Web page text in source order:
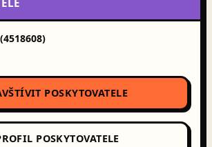
POSKYTOVATELE
POSKYTOVATELE